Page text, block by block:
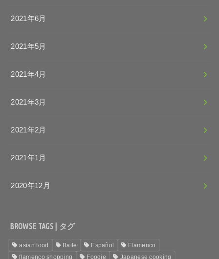
2021年6月
2021年5月
2021年4月
2021年3月
2021年2月
2021年1月
2020年12月
BROWSE TAGS | タグ
asian food Baile Español
Flamenco
flamenco shopping
Foodie Japanese cooking